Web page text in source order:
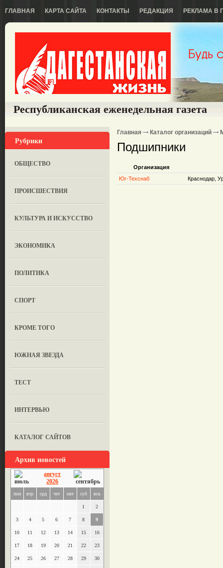
ГЛАВНАЯ КАРТА САЙТА КОНТАКТЫ РЕДАКЦИЯ РЕКЛАМА В
Республиканская еженедельная газета
Рубрики
ОБЩЕСТВО
ПРОИСШЕСТВИЯ
КУЛЬТУРА И ИСКУССТВО
ЭКОНОМИКА
ПОЛИТИКА
СПОРТ
КРОМЕ ТОГО
ЮЖНАЯ ЗВЕЗДА
ТЕСТ
ИНТЕРВЬЮ
КАТАЛОГ САЙТОВ
Архив новостей
август
2026
пон втр срд чет пят суб вск
1 2
3 4 5 6 7 8 9
10 11 12 13 14 15 16
17 18 19 20 21 22 23
24 25 26 27 28 29 30
Главная Каталог организаций
Подшипники
Организация
Юг-Техснаб
Краснодар,